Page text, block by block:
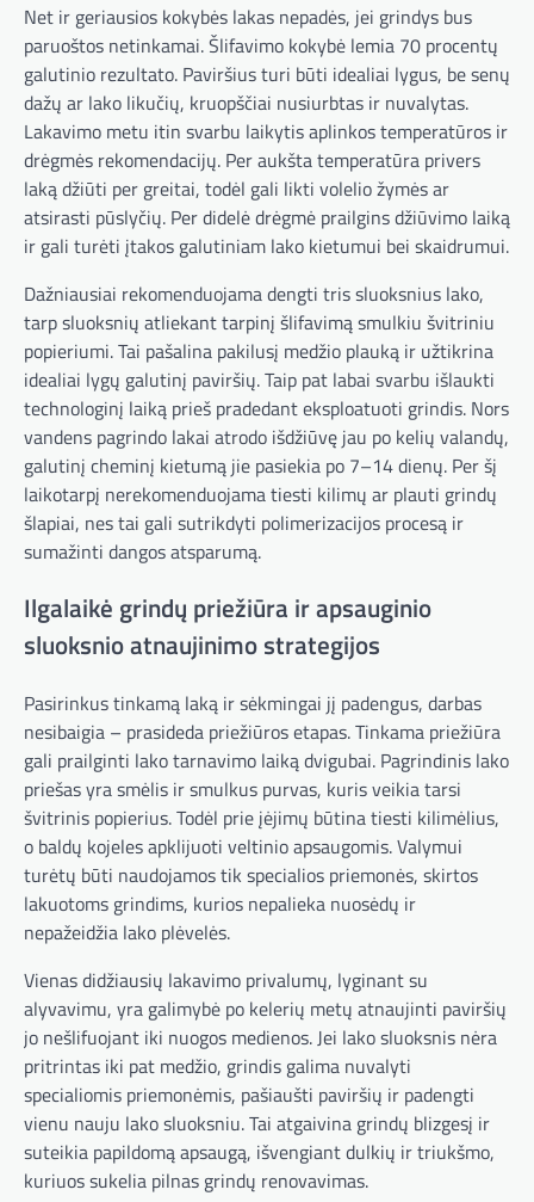
Net ir geriausios kokybės lakas nepadės, jei grindys bus
paruoštos netinkamai. Šlifavimo kokybė lemia 70 procentų
galutinio rezultato. Paviršius turi būti idealiai lygus, be senų
dažų ar lako likučių, kruopščiai nusiurbtas ir nuvalytas.
Lakavimo metu itin svarbu laikytis aplinkos temperatūros ir
drėgmės rekomendacijų. Per aukšta temperatūra privers
laką džiūti per greitai, todėl gali likti volelio žymės ar
atsirasti pūslyčių. Per didelė drėgmė prailgins džiūvimo laiką
ir gali turėti įtakos galutiniam lako kietumui bei skaidrumui.
Dažniausiai rekomenduojama dengti tris sluoksnius lako,
tarp sluoksnių atliekant tarpinį šlifavimą smulkiu švitriniu
popieriumi. Tai pašalina pakilusį medžio plauką ir užtikrina
idealiai lygų galutinį paviršių. Taip pat labai svarbu išlaukti
technologinį laiką prieš pradedant eksploatuoti grindis. Nors
vandens pagrindo lakai atrodo išdžiūvę jau po kelių valandų,
galutinį cheminį kietumą jie pasiekia po 7–14 dienų. Per šį
laikotarpį nerekomenduojama tiesti kilimų ar plauti grindų
šlapiai, nes tai gali sutrikdyti polimerizacijos procesą ir
sumažinti dangos atsparumą.
Ilgalaikė grindų priežiūra ir apsauginio
sluoksnio atnaujinimo strategijos
Pasirinkus tinkamą laką ir sėkmingai jį padengus, darbas
nesibaigia – prasideda priežiūros etapas. Tinkama priežiūra
gali prailginti lako tarnavimo laiką dvigubai. Pagrindinis lako
priešas yra smėlis ir smulkus purvas, kuris veikia tarsi
švitrinis popierius. Todėl prie įėjimų būtina tiesti kilimėlius,
o baldų kojeles apklijuoti veltinio apsaugomis. Valymui
turėtų būti naudojamos tik specialios priemonės, skirtos
lakuotoms grindims, kurios nepalieka nuosėdų ir
nepažeidžia lako plėvelės.
Vienas didžiausių lakavimo privalumų, lyginant su
alyvavimu, yra galimybė po kelerių metų atnaujinti paviršių
jo nešlifuojant iki nuogos medienos. Jei lako sluoksnis nėra
pritrintas iki pat medžio, grindis galima nuvalyti
specialiomis priemonėmis, pašiaušti paviršių ir padengti
vienu nauju lako sluoksniu. Tai atgaivina grindų blizgesį ir
suteikia papildomą apsaugą, išvengiant dulkių ir triukšmo,
kuriuos sukelia pilnas grindų renovavimas.